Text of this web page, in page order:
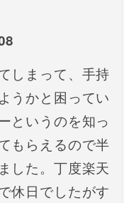
しまって、手持
うかと困ってい
というのを知っ
もらえるので半
した。丁度楽天
休日でしたがす